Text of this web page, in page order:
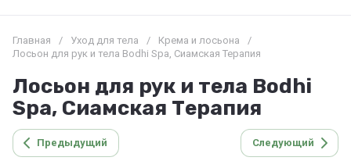
Главная / Уход для тела / Крема и лосьона
/
Лосьон для рук и тела Bodhi Spa, Сиамская Терапия
Лосьон для рук и тела Bodhi
Spa, Сиамская Терапия
Предыдущий Следующий